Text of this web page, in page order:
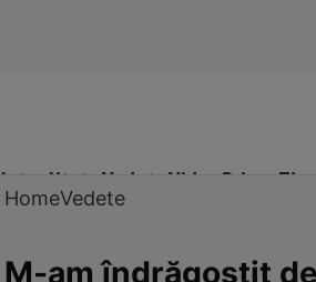
Actualitate Vedete Video Prime Time
HomeVedete
M-am îndrăgostit